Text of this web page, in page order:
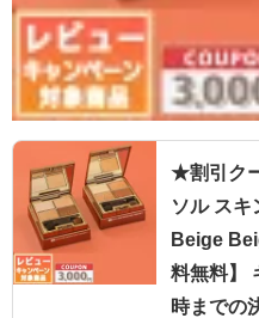
★割引ク
ソル スキ
Beige
料無料】
時までの